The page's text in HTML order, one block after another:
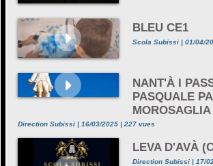
BLEU CE1
Scola Subissi | 01/04/
NANT'À I
PASQUALE
MOROSAGLIA
Direction Subissi | 16/03/2025 | 227 vues
LEVA D'AVÀ
Direction Subissi | 17/